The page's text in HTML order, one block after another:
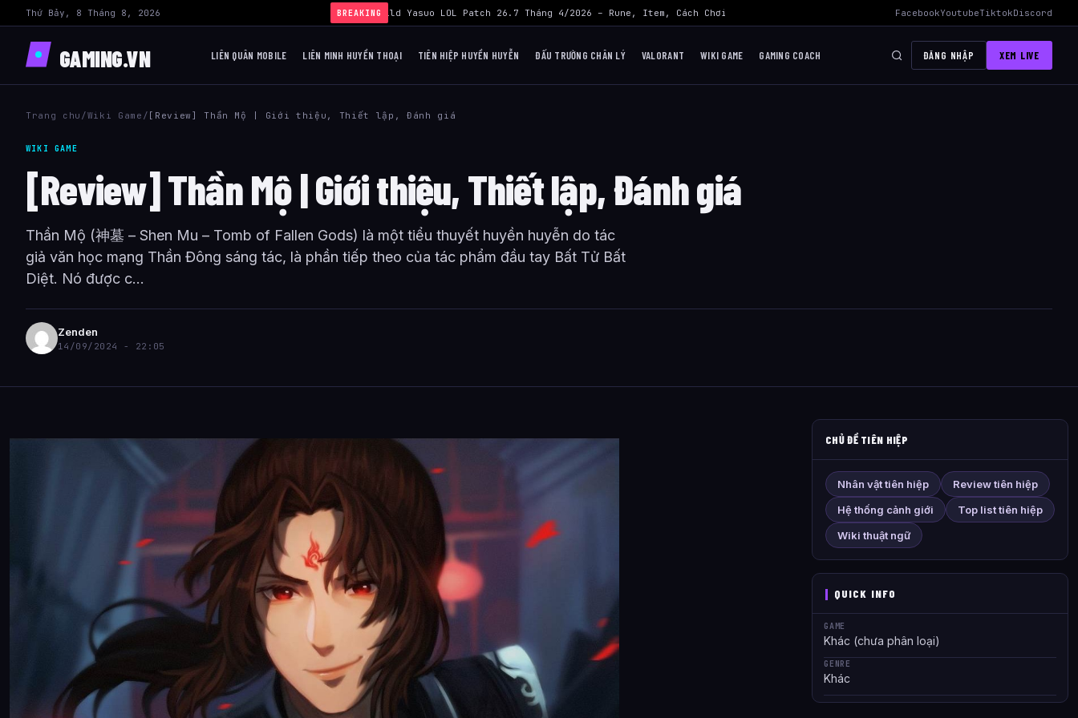
Thứ Bảy, 8 Tháng 8, 2026 BREAKING
› Build Yasuo LOL Patch 26.7 Tháng 4/2026 – Rune, Item, Cách Chơi Mid Hiệu Quả Nhất AWC 2026 Liên Quân Mobile – Lịch Thi Đấu,
FacebookYoutubeTiktokDiscord
GAMING.VN LIÊN QUÂN MOBILE LIÊN MINH HUYỀN THOẠI TIÊN HIỆP HUYỀN HUYỄN ĐẤU TRƯỜNG CHÂN LÝ VALORANT WIKI GAME GAMING COACH ĐĂNG NHẬP XEM LIVE
Trang chu /Wiki Game / [Review] Thần Mộ | Giới thiệu, Thiết lập, Đánh giá
WIKI GAME
[Review] Thần Mộ | Giới thiệu, Thiết lập, Đánh giá
Thần Mộ (神墓 – Shen Mu – Tomb of Fallen Gods) là một tiểu thuyết huyền huyễn do tác
giả văn học mạng Thần Đông sáng tác, là phần tiếp theo của tác phẩm đầu tay Bất Tử Bất
Diệt. Nó được c...
Zenden
14/09/2024 - 22:05
CHỦ ĐỀ TIÊN HIỆP
Nhân vật tiên hiệp
Review tiên hiệp
Hệ thống cảnh giới
Top list tiên hiệp
Wiki thuật ngữ
QUICK INFO
GAME
Khác (chưa phân loại)
GENRE
Khác